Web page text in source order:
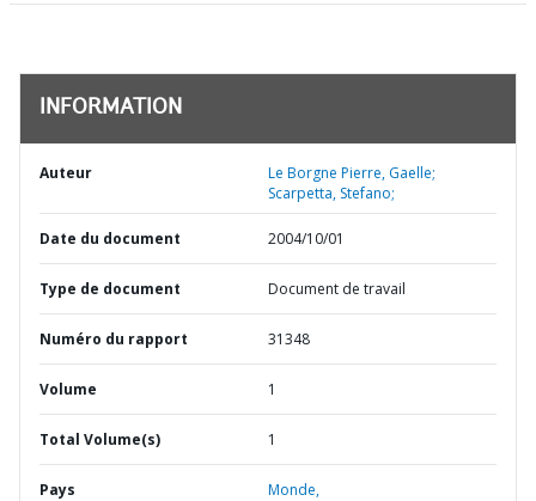
INFORMATION
Auteur
Le Borgne Pierre, Gaelle;
Scarpetta, Stefano;
Date du document 2004/10/01
Type de document Document de travail
Numéro du rapport 31348
Volume 1
Total Volume(s) 1
Pays Monde,